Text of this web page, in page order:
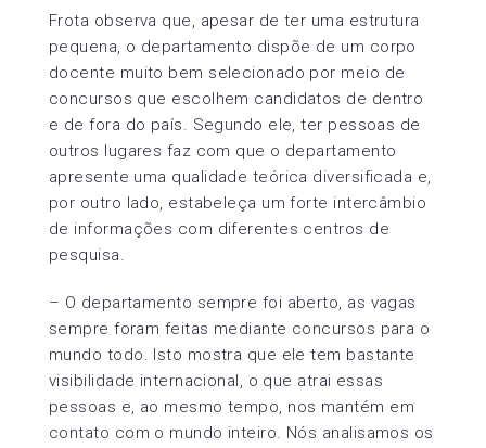
Frota observa que, apesar de ter uma estrutura
pequena, o departamento dispõe de um corpo
docente muito bem selecionado por meio de
concursos que escolhem candidatos de dentro
e de fora do país. Segundo ele, ter pessoas de
outros lugares faz com que o departamento
apresente uma qualidade teórica diversificada e,
por outro lado, estabeleça um forte intercâmbio
de informações com diferentes centros de
pesquisa.
– O departamento sempre foi aberto, as vagas
sempre foram feitas mediante concursos para o
mundo todo. Isto mostra que ele tem bastante
visibilidade internacional, o que atrai essas
pessoas e, ao mesmo tempo, nos mantém em
contato com o mundo inteiro. Nós analisamos os